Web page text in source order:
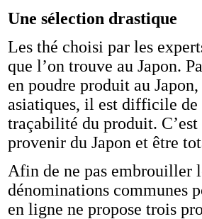
Une sélection drastique
Les thé choisi par les
que l’on trouve au Japon.
en poudre produit au
asiatiques, il est difficile de
traçabilité du produit.
provenir du Japon et être
Afin de ne pas embrouiller
dénominations communes
en ligne ne propose trois